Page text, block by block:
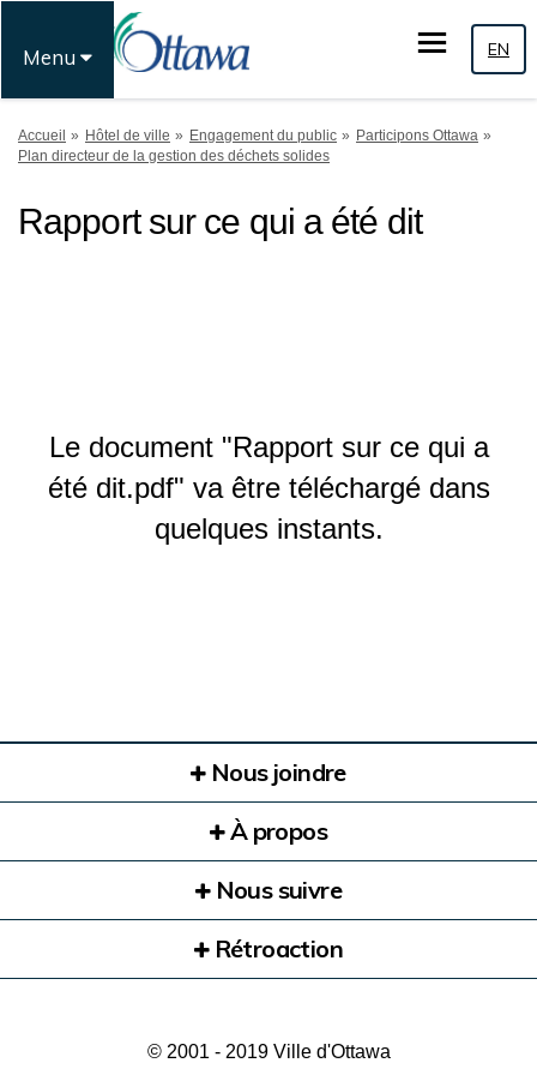
Menu EN
Vous êtes ici:
Accueil Hôtel de ville Engagement du public
Participons Ottawa
Plan directeur de la gestion des déchets solides
Rapport sur ce qui a été dit
Le document "Rapport sur ce qui a
été dit.pdf" va être téléchargé dans
quelques instants.
Nous joindre
À propos
Nous suivre
Rétroaction
© 2001 - 2019 Ville d'Ottawa